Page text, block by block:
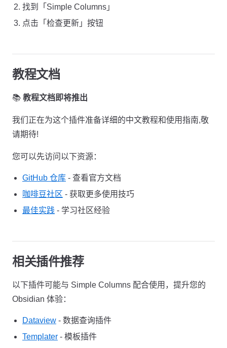
找到「Simple Columns」
点击「检查更新」按钮
教程文档
📚 教程文档即将推出
我们正在为这个插件准备详细的中文教程和使用指南,敬
请期待!
您可以先访问以下资源：
GitHub 仓库 - 查看官方文档
咖啡豆社区 - 获取更多使用技巧
最佳实践 - 学习社区经验
相关插件推荐
以下插件可能与 Simple Columns 配合使用，提升您的
Obsidian 体验：
Dataview - 数据查询插件
Templater - 模板插件